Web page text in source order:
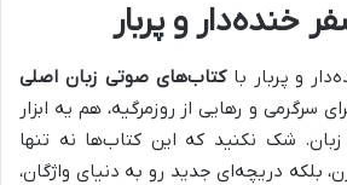
خنده‌دار و پربار
و پربار باکتاب‌های صوتی زبان اصلی
سرگرمی و رهایی از روزمرگیه، هم یه ابزار
زبان. شک نکنید که این کتاب‌ها نه تنها
بلکه دریچه‌ای جدید رو به دنیای واژگان،